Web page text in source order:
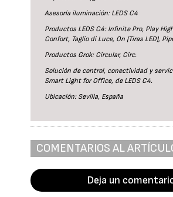
Asesoría iluminación: LEDS C4
Productos LEDS C4: Infinite Pro, Play
Confort, Taglio di Luce, On (Tiras LED),
Productos Grok: Circular, Circ.
Solución de control, conectividad y
Smart Light for Office, de LEDS C4.
Ubicación: Sevilla, España
COMENTARIOS AL
Deja un